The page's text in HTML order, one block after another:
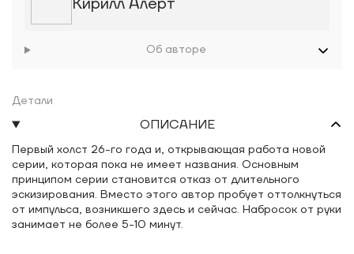
Об авторе
Детали
ОПИСАНИЕ
Первый холст 26-го года и, открывающая работа новой
серии, которая пока не имеет названия. Основным
принципом серии становится отказ от длительного
эскизирования. Вместо этого автор пробует оттолкнуться
от импульса, возникшего здесь и сейчас. Набросок от руки
занимает не более 5-10 минут.